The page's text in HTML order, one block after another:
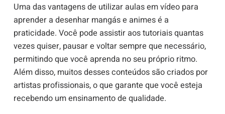
Uma das vantagens de utilizar aulas em vídeo para
aprender a desenhar mangás e animes é a
praticidade. Você pode assistir aos tutoriais quantas
vezes quiser, pausar e voltar sempre que necessário,
permitindo que você aprenda no seu próprio ritmo.
Além disso, muitos desses conteúdos são criados por
artistas profissionais, o que garante que você esteja
recebendo um ensinamento de qualidade.